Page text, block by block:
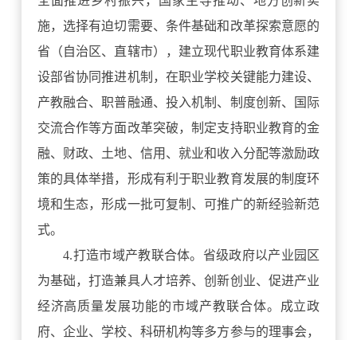
施，选择有迫切需要、条件基础和改革探索意愿的
省（自治区、直辖市），建立现代职业教育体系建
设部省协同推进机制，在职业学校关键能力建设、
产教融合、职普融通、投入机制、制度创新、国际
交流合作等方面改革突破，制定支持职业教育的金
融、财政、土地、信用、就业和收入分配等激励政
策的具体举措，形成有利于职业教育发展的制度环
境和生态，形成一批可复制、可推广的新经验新范
式。
4.打造市域产教联合体。省级政府以产业园区
为基础，打造兼具人才培养、创新创业、促进产业
经济高质量发展功能的市域产教联合体。成立政
府、企业、学校、科研机构等多方参与的理事会，